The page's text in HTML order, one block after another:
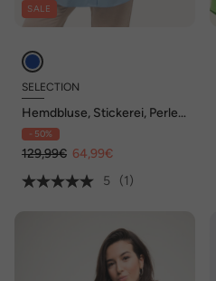
SALE
SELECTION
Hemdbluse, Stickerei, Perlen,
Hemdkragen, Langarm
- 50%
129,99€ 64,99€
5
(1)